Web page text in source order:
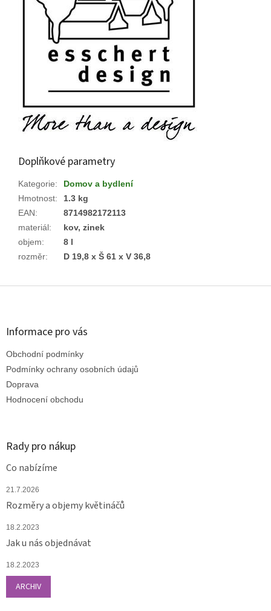
Doplňkové parametry
Kategorie:
Domov a bydlení
Hmotnost:
1.3 kg
EAN:
8714982172113
materiál:
kov, zinek
objem:
8 l
rozměr: D 19,8 x Š 61 x V 36,8
Z
Informace pro vás
Obchodní podmínky
Podmínky ochrany osobních údajů
Doprava
Hodnocení obchodu
Rady pro nákup
Co nabízíme
21.7.2026
Rozměry a objemy květináčů
18.2.2023
Jak u nás objednávat
18.2.2023
ARCHIV